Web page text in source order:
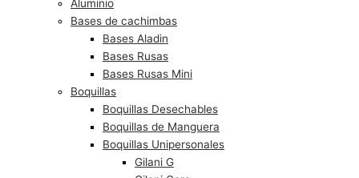
Aluminio
Bases de cachimbas
Bases Aladin
Bases Rusas
Bases Rusas Mini
Boquillas
Boquillas Desechables
Boquillas de Manguera
Boquillas Unipersonales
Gilani G